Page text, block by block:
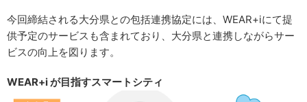
今回締結される大分県との包括連携協定には、WEAR+iにて提
供予定のサービスも含まれており、大分県と連携しながらサー
ビスの向上を図ります。
WEAR+i が目指すスマートシティ